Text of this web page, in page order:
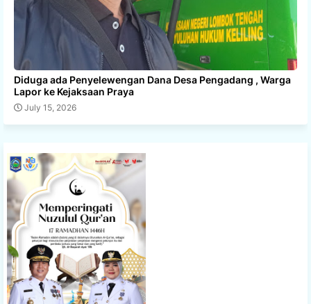
Diduga ada Penyelewengan Dana Desa Pengadang , Warga
Lapor ke Kejaksaan Praya
July 15, 2026